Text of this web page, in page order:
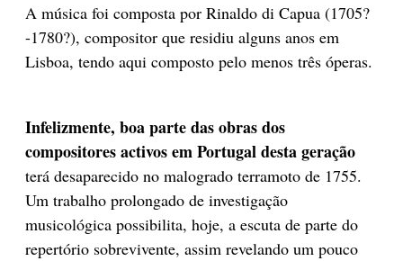
A música foi composta por Rinaldo di Capua (1705?
-1780?), compositor que residiu alguns anos em
Lisboa, tendo aqui composto pelo menos três óperas.
Infelizmente, boa parte das obras dos
compositores activos em Portugal desta geração
terá desaparecido no malogrado terramoto de 1755.
Um trabalho prolongado de investigação
musicológica possibilita, hoje, a escuta de parte do
repertório sobrevivente, assim revelando um pouco